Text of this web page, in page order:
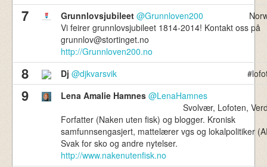
7 Grunnlovsjubileet @Grunnloven200
Vi feirer grunnlovsjubileet 1814-2014! Kontakt oss på
grunnlov@stortinget.no
http://Grunnloven200.no
8 Dj @djkvarsvik
9 Lena Amalie Hamnes @LenaHamnes
Svolvær, Lofoten,
Forfatter (Naken uten fisk) og blogger. Kronisk
samfunnsengasjert, mattelærer vgs og lokalpolitiker
Svak for sko og andre nytelser.
http://www.nakenutenfisk.no